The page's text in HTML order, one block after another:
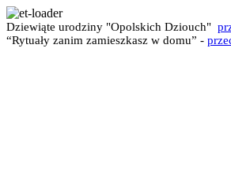
Dziewiąte urodziny "Opolskich Dziouch"
“Rytuały zanim zamieszkasz w domu” -